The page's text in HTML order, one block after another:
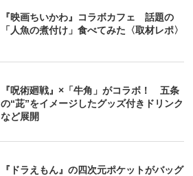
『映画ちいかわ』コラボカフェ 話題の
「人魚の煮付け」食べてみた〈取材レポ〉
『呪術廻戦』×「牛角」がコラボ！ 五条
の“茈”をイメージしたグッズ付きドリンク
など展開
『ドラえもん』の四次元ポケットがバッグ